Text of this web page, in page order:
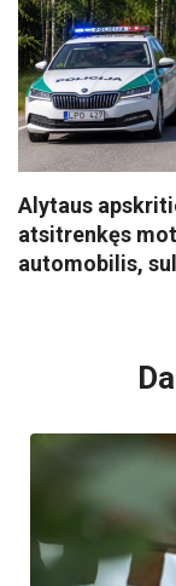
Alytaus
atsitrenkęs
automobilis,